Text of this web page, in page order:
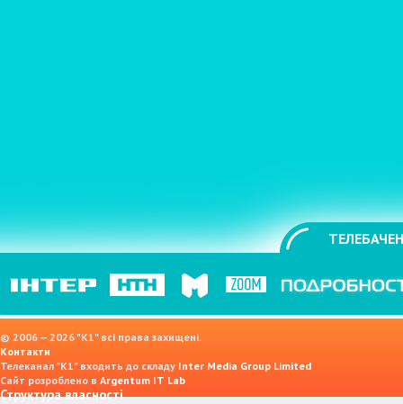
© 2006 — 2026 "K1" всі права захищені.
Контакти
Телеканал "К1" входить до складу Inter Media Group Limited
Сайт розроблено в Argentum IT Lab
Структура власності